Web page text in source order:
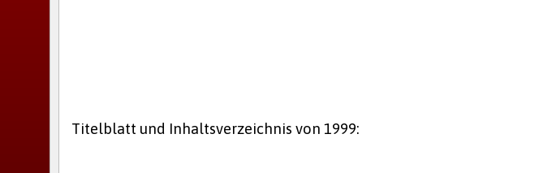
Titelblatt und Inhaltsverzeichnis von 1999: